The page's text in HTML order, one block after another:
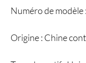
Numéro de modèle
Origine : Chine